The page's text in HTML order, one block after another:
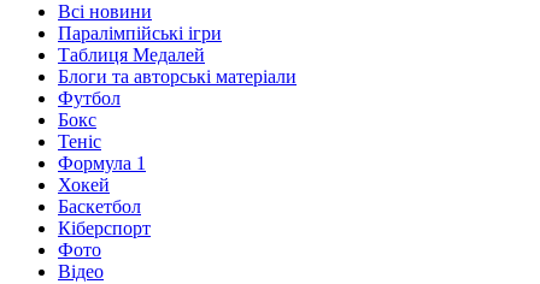
Всі новини
Паралімпійські ігри
Таблиця Медалей
Блоги та авторські матеріали
Футбол
Бокс
Теніс
Формула 1
Хокей
Баскетбол
Кіберспорт
Фото
Відео